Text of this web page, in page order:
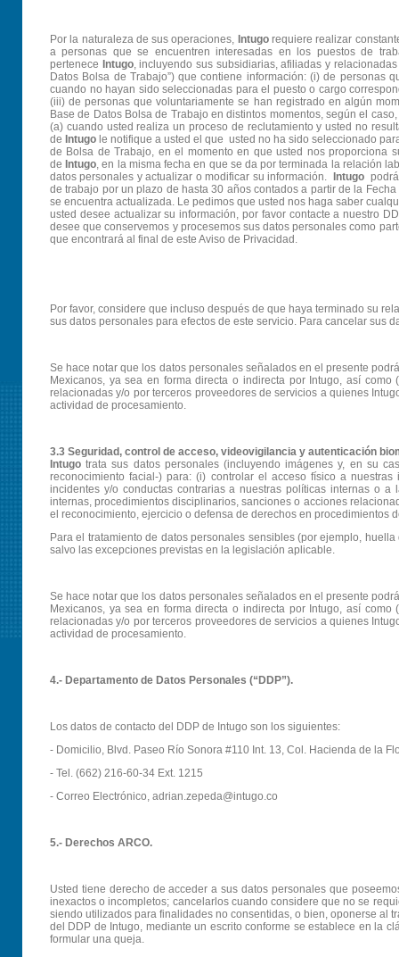
Por la naturaleza de sus operaciones, Intugorequiere realizar
a personas que se encuentren interesadas en los puestos de
pertenece Intugo, incluyendo sus subsidiarias, afiliadas y relacionadas
Datos Bolsa de Trabajo”) que contiene información: (i) de
cuando no hayan sido seleccionadas para el puesto o cargo
(iii) de personas que voluntariamente se han registrado en algún
Base de Datos Bolsa de Trabajo en distintos momentos, según el
(a) cuando usted realiza un proceso de reclutamiento y usted no
de Intugo le notifique a usted el que usted no ha sido seleccionado
de Bolsa de Trabajo, en el momento en que usted nos proporciona
de Intugo, en la misma fecha en que se da por terminada la relación
datos personales y actualizar o modificar su información.
Intugo
de trabajo por un plazo de hasta 30 años contados a partir de la
se encuentra actualizada. Le pedimos que usted nos haga saber
usted desee actualizar su información, por favor contacte a nuestro
desee que conservemos y procesemos sus datos personales como
que encontrará al final de este Aviso de Privacidad.
Por favor, considere que incluso después de que haya terminado su
sus datos personales para efectos de este servicio. Para cancelar sus
Se hace notar que los datos personales señalados en el presente
Mexicanos, ya sea en forma directa o indirecta por Intugo, así
relacionadas y/o por terceros proveedores de servicios a quienes
actividad de procesamiento.
3.3 Seguridad, control de acceso, videovigilancia y autenticación
Intugo trata sus datos personales (incluyendo imágenes y, en su
reconocimiento facial-) para: (i) controlar el acceso físico a
incidentes y/o conductas contrarias a nuestras políticas internas o
internas, procedimientos disciplinarios, sanciones o acciones
el reconocimiento, ejercicio o defensa de derechos en procedimientos
Para el tratamiento de datos personales sensibles (por ejemplo,
salvo las excepciones previstas en la legislación aplicable.
Se hace notar que los datos personales señalados en el presente
Mexicanos, ya sea en forma directa o indirecta por Intugo, así
relacionadas y/o por terceros proveedores de servicios a quienes
actividad de procesamiento.
4.- Departamento de Datos Personales (“DDP”).
Los datos de contacto del DDP de Intugo son los siguientes:
- Domicilio, Blvd. Paseo Río Sonora #110 Int. 13, Col. Hacienda de la
- Tel. (662) 216-60-34 Ext. 1215
- Correo Electrónico, adrian.zepeda@intugo.co
5.- Derechos ARCO.
Usted tiene derecho de acceder a sus datos personales que
inexactos o incompletos; cancelarlos cuando considere que no se
siendo utilizados para finalidades no consentidas, o bien, oponerse al
del DDP de Intugo, mediante un escrito conforme se establece en la
formular una queja.